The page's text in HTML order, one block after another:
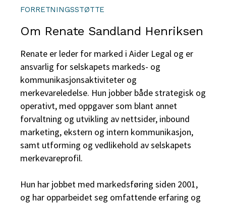
FORRETNINGSSTØTTE
Om Renate Sandland Henriksen
Renate er leder for marked i Aider Legal og er
ansvarlig for selskapets markeds- og
kommunikasjonsaktiviteter og
merkevareledelse. Hun jobber både strategisk og
operativt, med oppgaver som blant annet
forvaltning og utvikling av nettsider, inbound
marketing, ekstern og intern kommunikasjon,
samt utforming og vedlikehold av selskapets
merkevareprofil.
Hun har jobbet med markedsføring siden 2001,
og har opparbeidet seg omfattende erfaring og